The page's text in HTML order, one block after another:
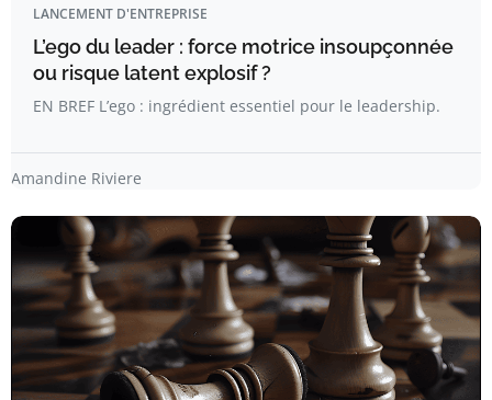
LANCEMENT D'ENTREPRISE
L’ego du leader : force motrice insoupçonnée
ou risque latent explosif ?
EN BREF L’ego : ingrédient essentiel pour le leadership.
Amandine Riviere